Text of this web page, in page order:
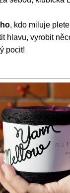
, kdo miluje
hlavu, vyrobit
pocit!